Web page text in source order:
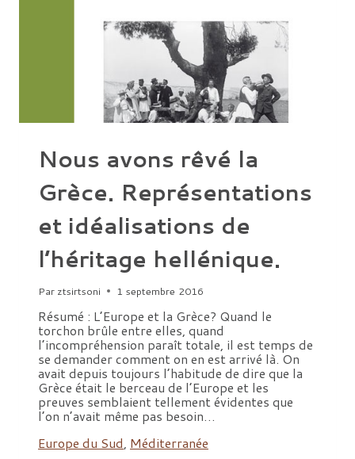
Nous avons rêvé la
Grèce. Représentations
et idéalisations de
l’héritage hellénique.
Par ztsirtsoni 1 septembre 2016
Résumé : L’Europe et la Grèce? Quand le
torchon brûle entre elles, quand
l’incompréhension paraît totale, il est temps de
se demander comment on en est arrivé là. On
avait depuis toujours l’habitude de dire que la
Grèce était le berceau de l’Europe et les
preuves semblaient tellement évidentes que
l’on n’avait même pas besoin…
Europe du Sud, Méditerranée